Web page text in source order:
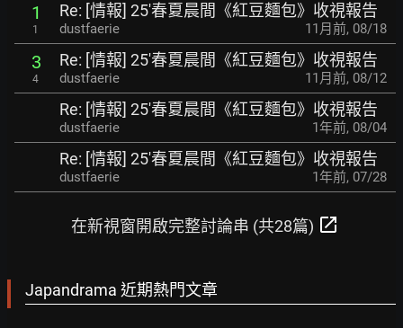
1
1
Re: [情報] 25'春夏晨間《紅豆麵包》收視報告
dustfaerie 11月前, 08/18
3
4
Re: [情報] 25'春夏晨間《紅豆麵包》收視報告
dustfaerie 11月前, 08/12
Re: [情報] 25'春夏晨間《紅豆麵包》收視報告
dustfaerie 1年前, 08/04
Re: [情報] 25'春夏晨間《紅豆麵包》收視報告
dustfaerie 1年前, 07/28
在新視窗開啟完整討論串 (共28篇) open_in_new
Japandrama 近期熱門文章